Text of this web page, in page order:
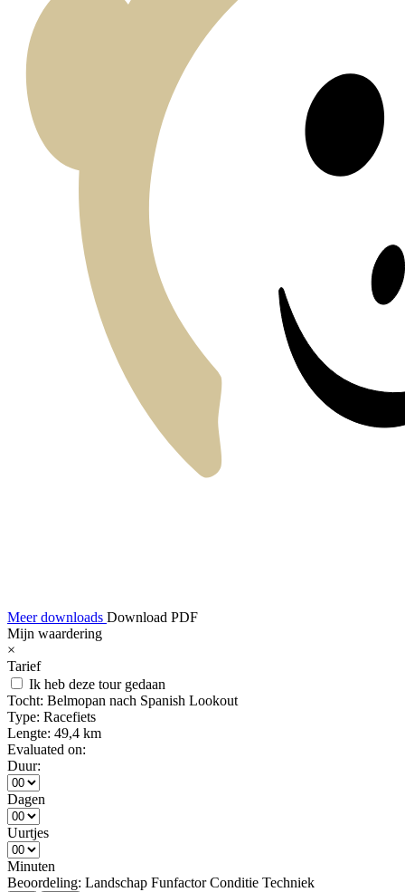
Meer downloads Download PDF
Mijn waardering
×
Tarief
Ik heb deze tour gedaan
Tocht: Belmopan nach Spanish Lookout
Type: Racefiets
Lengte: 49,4 km
Evaluated on:
Duur:
Dagen
Uurtjes
Minuten
Beoordeling: Landschap Funfactor Conditie Techniek